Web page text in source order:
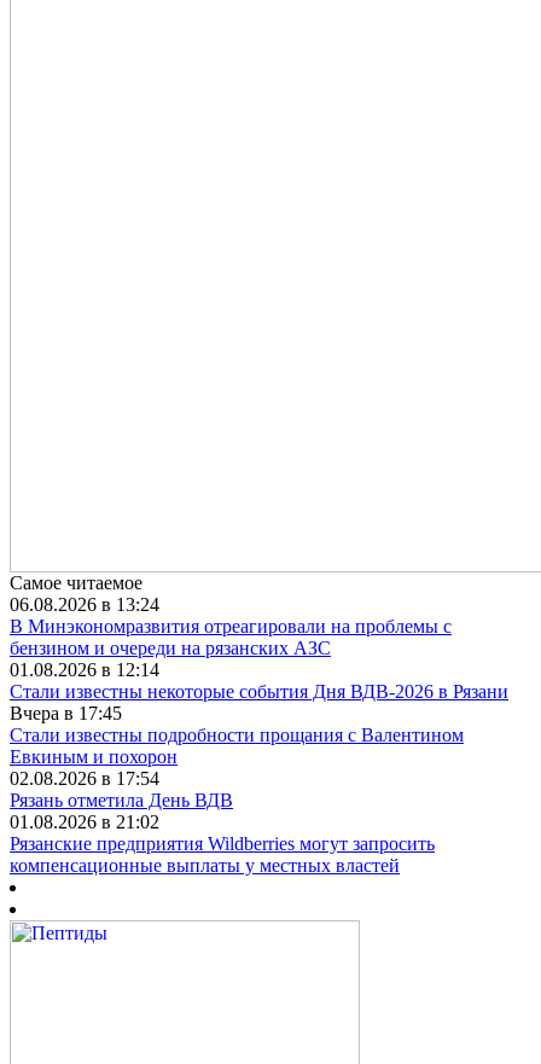
Самое читаемое
06.08.2026 в 13:24
В Минэкономразвития отреагировали на проблемы с
бензином и очереди на рязанских АЗС
01.08.2026 в 12:14
Стали известны некоторые события Дня ВДВ-2026 в Рязани
Вчера в 17:45
Стали известны подробности прощания с Валентином
Евкиным и похорон
02.08.2026 в 17:54
Рязань отметила День ВДВ
01.08.2026 в 21:02
Рязанские предприятия Wildberries могут запросить
компенсационные выплаты у местных властей